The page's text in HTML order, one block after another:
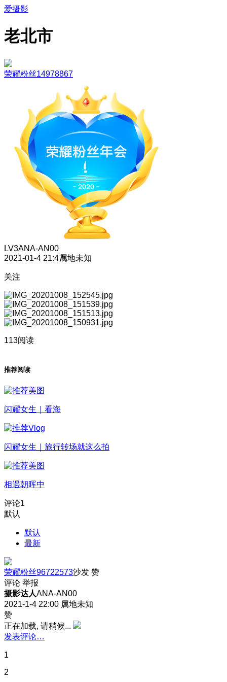
爱摄影
老北市
荣耀粉丝14978867
LV3ANA-AN00
2021-01-4 21:47属地未知
关注
113阅读
推荐阅读
闪耀女生｜看海
闪耀女生｜旅行转场就这么拍
相遇朝晖中
评论1
默认
默认
最新
荣耀粉丝96722573沙发 赞
评论 举报
摄影达人ANA-AN00
2021-1-4 22:00 属地未知
赞
正在加载, 请稍候...
发表评论…
1
2